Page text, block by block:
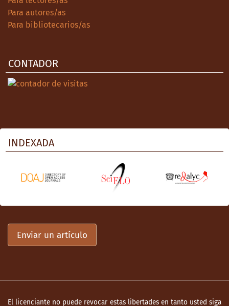
Para autores/as
Para bibliotecarios/as
CONTADOR
INDEXADA
Enviar un artículo
El licenciante no puede revocar estas libertades en tanto usted siga